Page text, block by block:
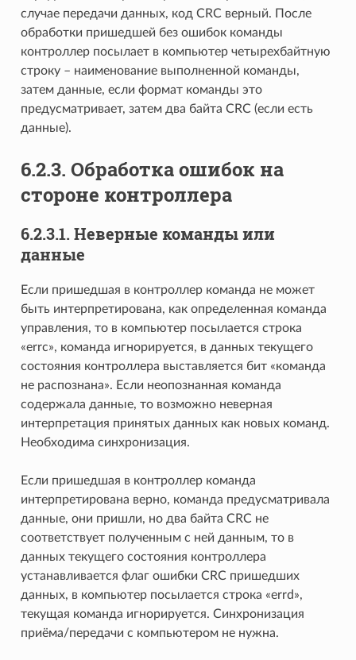
случае передачи данных, код CRC верный. После
обработки пришедшей без ошибок команды
контроллер посылает в компьютер четырехбайтную
строку – наименование выполненной команды,
затем данные, если формат команды это
предусматривает, затем два байта CRC (если есть
данные).
6.2.3. Обработка ошибок на
стороне контроллера
6.2.3.1. Неверные команды или
данные
Если пришедшая в контроллер команда не может
быть интерпретирована, как определенная команда
управления, то в компьютер посылается строка
«errc», команда игнорируется, в данных текущего
состояния контроллера выставляется бит «команда
не распознана». Если неопознанная команда
содержала данные, то возможно неверная
интерпретация принятых данных как новых команд.
Необходима синхронизация.
Если пришедшая в контроллер команда
интерпретирована верно, команда предусматривала
данные, они пришли, но два байта CRC не
соответствует полученным с ней данным, то в
данных текущего состояния контроллера
устанавливается флаг ошибки CRC пришедших
данных, в компьютер посылается строка «errd»,
текущая команда игнорируется. Синхронизация
приёма/передачи с компьютером не нужна.